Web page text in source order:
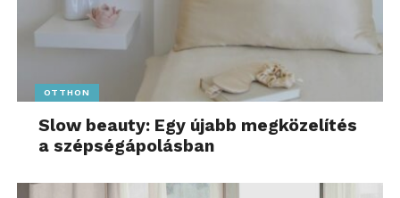
nagyobb összegű vitákban az adózók érvelése is
A fizetési nehézségek számottevően nőttek: 30
százalékkal több részletfizetési, halasztási vagy
mérséklési kérelmet nyújtottak be, amiből összesen
133,2 milliárd forintnyi könnyítést engedélyezett az
OTTHON
Slow beauty: Egy újabb megközelítés
a szépségápolásban